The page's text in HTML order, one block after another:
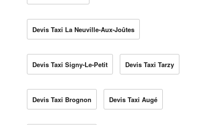
Devis Taxi La Neuville-Aux-Joûtes
Devis Taxi Signy-Le-Petit Devis Taxi Tarzy
Devis Taxi Brognon Devis Taxi Augé